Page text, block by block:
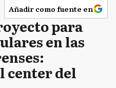
Añadir como fuente en
para
en las
center del